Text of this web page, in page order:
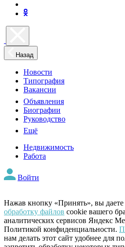
Назад
Новости
Типография
Вакансии
Объявления
Биографии
Руководство
Ещё
Недвижимость
Работа
Войти
Нажав кнопку «Принять», вы даете
обработку файлов cookie вашего
аналитических сервисов Яндекс
Политикой конфиденциальности.
нам делать этот сайт удобнее для